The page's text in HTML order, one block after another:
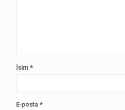
İsim *
E-posta *